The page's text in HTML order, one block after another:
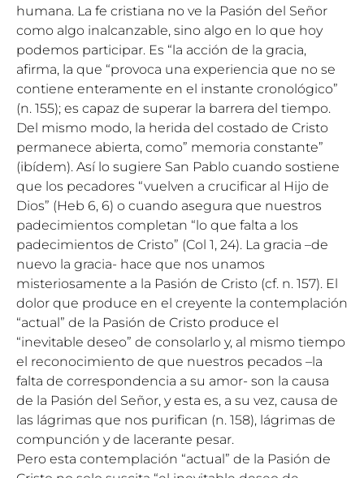
humana. La fe cristiana no ve la Pasión del Señor
como algo inalcanzable, sino algo en lo que hoy
podemos participar. Es “la acción de la gracia,
afirma, la que “provoca una experiencia que no se
contiene enteramente en el instante cronológico”
(n. 155); es capaz de superar la barrera del tiempo.
Del mismo modo, la herida del costado de Cristo
permanece abierta, como” memoria constante”
(ibídem). Así lo sugiere San Pablo cuando sostiene
que los pecadores “vuelven a crucificar al Hijo de
Dios” (Heb 6, 6) o cuando asegura que nuestros
padecimientos completan “lo que falta a los
padecimientos de Cristo” (Col 1, 24). La gracia –de
nuevo la gracia- hace que nos unamos
misteriosamente a la Pasión de Cristo (cf. n. 157). El
dolor que produce en el creyente la contemplación
“actual” de la Pasión de Cristo produce el
“inevitable deseo” de consolarlo y, al mismo tiempo
el reconocimiento de que nuestros pecados –la
falta de correspondencia a su amor- son la causa
de la Pasión del Señor, y esta es, a su vez, causa de
las lágrimas que nos purifican (n. 158), lágrimas de
compunción y de lacerante pesar.
Pero esta contemplación “actual” de la Pasión de